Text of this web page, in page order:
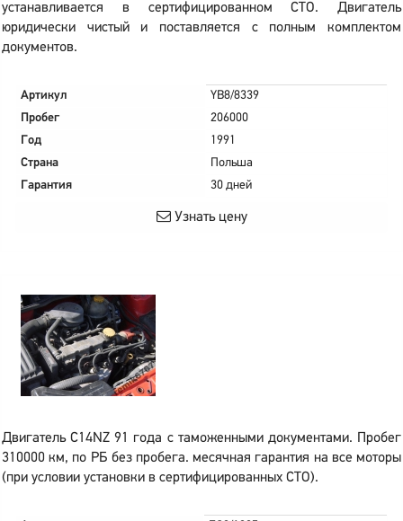
устанавливается в сертифицированном СТО. Двигатель
юридически чистый и поставляется с полным комплектом
документов.
Артикул
YB8/8339
Пробег
206000
Год
1991
Страна
Польша
Гарантия
30 дней
Узнать цену
Двигатель C14NZ 91 года с таможенными документами. Пробег
310000 км, по РБ без пробега. месячная гарантия на все моторы
(при условии установки в сертифицированных СТО).